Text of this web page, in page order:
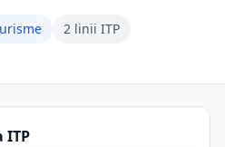
2 linii ITP
ITP